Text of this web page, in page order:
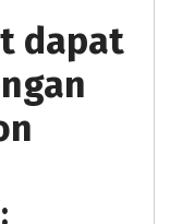
dapat